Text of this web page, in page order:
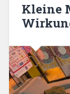
Kleine